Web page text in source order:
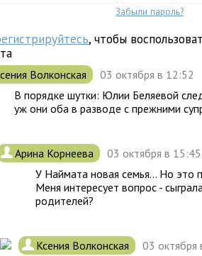
Забыли пароль?
, чтобы
Волконская
03 октября в 12:52
В порядке шутки: Юлии Беляевой
уж они оба в разводе с прежними
. Арина Корнеева
03 октября в 15:45
У Наймата новая семья... Но это
Меня интересует вопрос -
родителей?
. Ксения Волконская
03 октября